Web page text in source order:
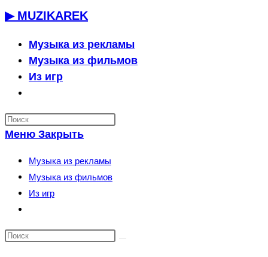
Перейти
содержимому
▶ MUZIKAREK
Музыка из рекламы
Музыка из фильмов
Из игр
по
веб-
сайту
Меню Закрыть
Музыка из рекламы
Музыка из фильмов
Из игр
по